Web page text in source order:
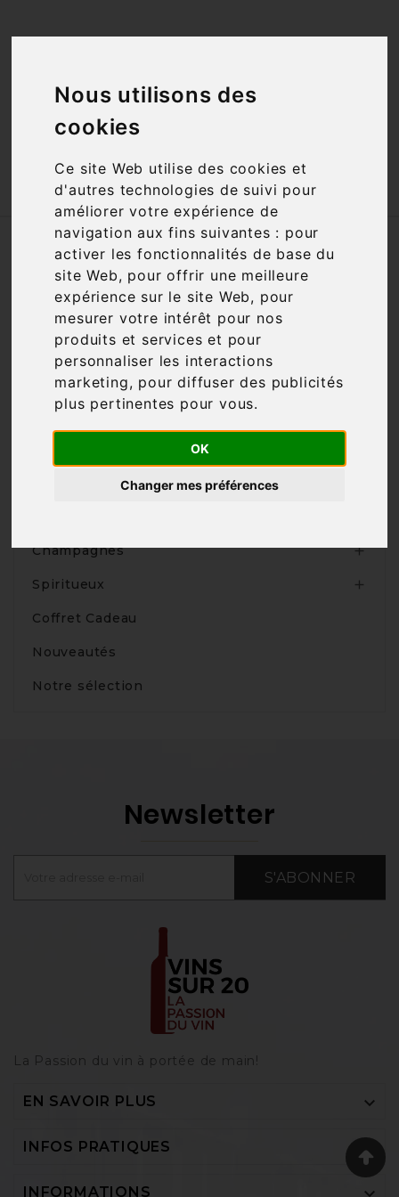
Nous utilisons des
cookies
Ce site Web utilise des cookies et
d'autres technologies de suivi pour
améliorer votre expérience de
navigation aux fins suivantes : pour
activer les fonctionnalités de base du
site Web, pour offrir une meilleure
expérience sur le site Web, pour
mesurer votre intérêt pour nos
produits et services et pour
personnaliser les interactions
marketing, pour diffuser des publicités
plus pertinentes pour vous.
OK
Changer mes préférences
id="open_preferences_center">Préfèrences
Accueil Vins Accords mets-vins
Nous nous excusons pour la gêne
occasionnée
Recherchez à nouveau ce que vous cherchez

Produits
Champagnes 
Spiritueux 
Coffret Cadeau
Nouveautés
Notre sélection
Newsletter
S'ABONNER
La Passion du vin à portée de main‎!
EN SAVOIR PLUS 
INFOS PRATIQUES 
INFORMATIONS